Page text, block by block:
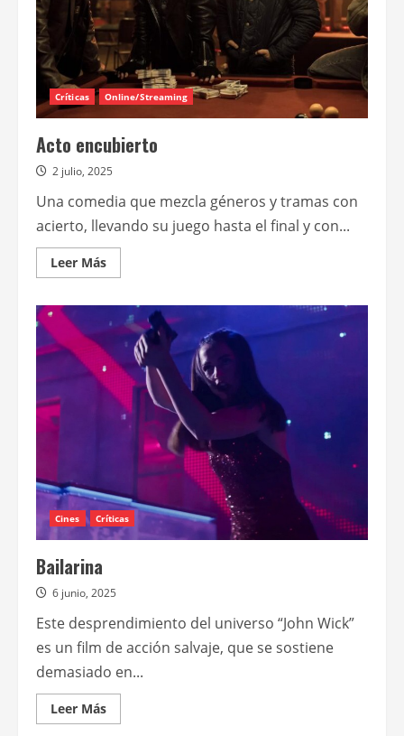
Críticas Online/Streaming
Acto encubierto
2 julio, 2025
Una comedia que mezcla géneros y tramas con
acierto, llevando su juego hasta el final y con...
Leer MásLeer
más
Acto
encubierto
Cines Críticas
Bailarina
6 junio, 2025
Este desprendimiento del universo “John Wick”
es un film de acción salvaje, que se sostiene
demasiado en...
Leer MásLeer
más